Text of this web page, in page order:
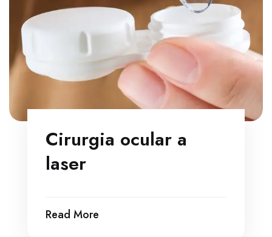
Cirurgia ocular a
laser
Read More